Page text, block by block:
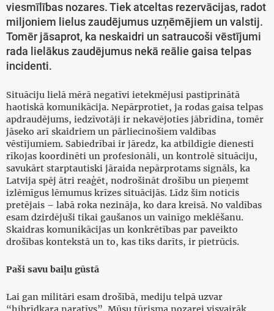
viesmīlības nozares. Tiek atceltas rezervācijas, radot
miljoniem lielus zaudējumus uzņēmējiem un valstij.
Tomēr jāsaprot, ka neskaidri un satraucoši vēstījumi
rada lielākus zaudējumus nekā reālie gaisa telpas
incidenti.
Situāciju lielā mērā negatīvi ietekmējusi pastiprinātā
haotiskā komunikācija. Nepārprotiet, ja rodas gaisa telpas
apdraudējums, iedzīvotāji ir nekavējoties jābrīdina, tomēr
jāseko arī skaidriem un pārliecinošiem valdības
vēstījumiem. Sabiedrībai ir jāredz, ka atbildīgie dienesti
rīkojas koordinēti un profesionāli, un kontrolē situāciju,
savukārt starptautiski jāraida nepārprotams signāls, ka
Latvija spēj ātri reaģēt, nodrošināt drošību un pieņemt
izlēmīgus lēmumus krīzes situācijās. Līdz šim noticis
pretējais – labā roka nezināja, ko dara kreisā. No valdības
esam dzirdējuši tikai gaušanos un vainīgo meklēšanu.
Skaidras komunikācijas un konkrētības par paveikto
drošības kontekstā un to, kas tiks darīts, ir pietrūcis.
Paši savu baiļu gūstā
Lai gan militāri esam drošībā, mediju telpā uzvar